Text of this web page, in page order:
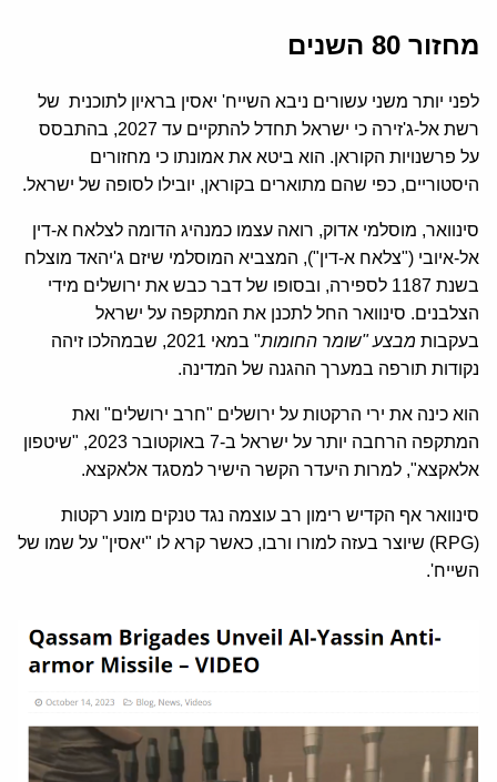
מחזור 80 השנים
לפני יותר משני עשורים ניבא השייח' יאסין בראיון לתוכנית של
רשת אל-ג'זירה כי ישראל תחדל להתקיים עד 2027, בהתבסס
על פרשנויות הקוראן. הוא ביטא את אמונתו כי מחזורים
היסטוריים, כפי שהם מתוארים בקוראן, יובילו לסופה של ישראל.
סינוואר, מוסלמי אדוק, רואה עצמו כמנהיג הדומה לצלאח א-דין
אל-איובי ("צלאח א-דין"), המצביא המוסלמי שיזם ג'יהאד מוצלח
בשנת 1187 לספירה, ובסופו של דבר כבש את ירושלים מידי
הצלבנים. סינוואר החל לתכנן את המתקפה על ישראל
בעקבות מבצע "שומר החומות
" במאי 2021, שבמהלכו זיהה
נקודות תורפה במערך ההגנה של המדינה.
הוא כינה את ירי הרקטות על ירושלים "חרב ירושלים" ואת
המתקפה הרחבה יותר על ישראל ב-7 באוקטובר 2023, "שיטפון
אלאקצא", למרות היעדר הקשר הישיר למסגד אלאקצא.
סינוואר אף הקדיש רימון רב עוצמה נגד טנקים מונע רקטות
(RPG) שיוצר בעזה למורו ורבו, כאשר קרא לו "יאסין" על שמו של
השייח'.